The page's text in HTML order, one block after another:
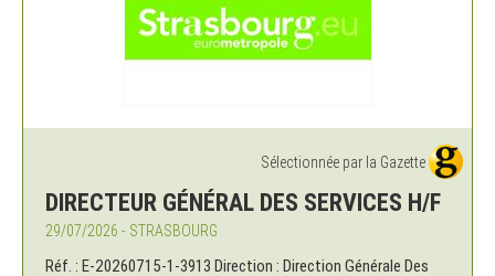
Sélectionnée par la Gazette
DIRECTEUR GÉNÉRAL DES SERVICES H/F
29/07/2026 - STRASBOURG
Réf. : E-20260715-1-3913 Direction : Direction Générale Des